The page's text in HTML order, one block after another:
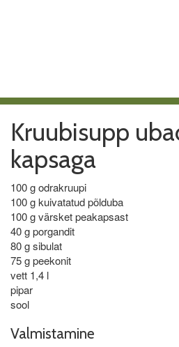
Kruubisupp
kapsaga
100 g odrakruupi
100 g kuivatatud põlduba
100 g värsket peakapsast
40 g porgandit
80 g sibulat
75 g peekonit
vett 1,4 l
pipar
sool
Valmistamine